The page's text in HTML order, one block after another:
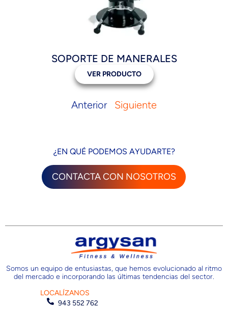
SOPORTE DE MANERALES
VER PRODUCTO
Anterior Siguiente
¿EN QUÉ PODEMOS AYUDARTE?
CONTACTA CON NOSOTROS
Somos un equipo de entusiastas, que hemos evolucionado al ritmo
del mercado e incorporando las últimas tendencias del sector.
LOCALÍZANOS
943 552 762